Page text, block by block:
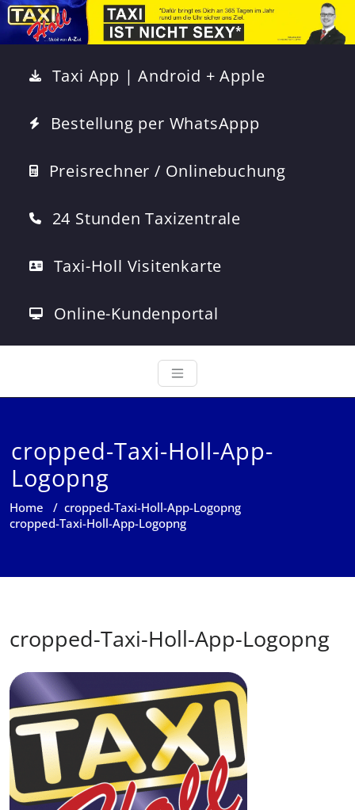
Taxi App | Android + Apple
Bestellung per WhatsAppp
Preisrechner / Onlinebuchung
24 Stunden Taxizentrale
Taxi-Holl Visitenkarte
Online-Kundenportal
cropped-Taxi-Holl-App-
Logopng
Home / cropped-Taxi-Holl-App-Logopng
cropped-Taxi-Holl-App-Logopng
cropped-Taxi-Holl-App-Logopng